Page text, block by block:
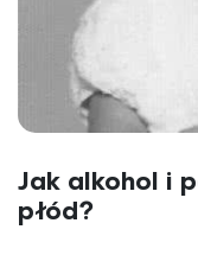
Jak alkohol i
płód?